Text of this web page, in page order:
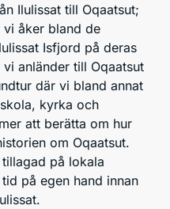
Ilulissat till Oqaatsut;
åker bland de
Isfjord på deras
anländer till Oqaatsut
där vi bland annat
kyrka och
att berätta om hur
om Oqaatsut.
på lokala
på egen hand innan